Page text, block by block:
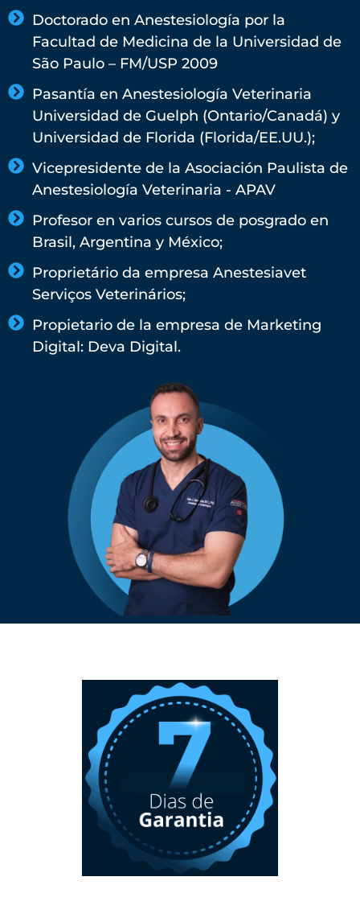
Doctorado en Anestesiología por la
Facultad de Medicina de la Universidad de
São Paulo – FM/USP 2009
Pasantía en Anestesiología Veterinaria
Universidad de Guelph (Ontario/Canadá) y
Universidad de Florida (Florida/EE.UU.);​
Vicepresidente de la Asociación Paulista de
Anestesiología Veterinaria - APAV​
Profesor en varios cursos de posgrado en
Brasil, Argentina y México;
Proprietário da empresa Anestesiavet
Serviços Veterinários;
Propietario de la empresa de Marketing
Digital: Deva Digital.